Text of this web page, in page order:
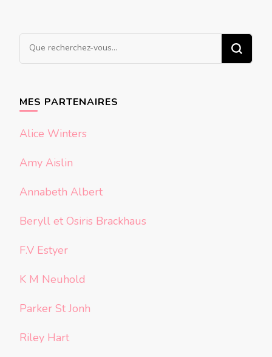
Vous
recherchiez
MES PARTENAIRES
Alice Winters
Amy Aislin
Annabeth Albert
Beryll et Osiris Brackhaus
F.V Estyer
K M Neuhold
Parker St Jonh
Riley Hart